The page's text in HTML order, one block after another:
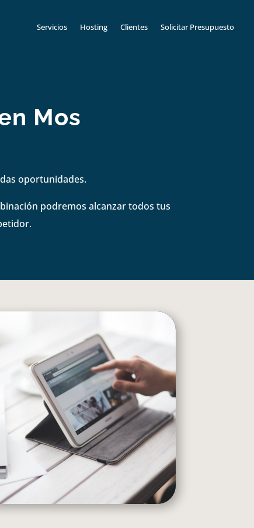
Servicios Hosting Clientes Solicitar Presupuesto
Mos
oportunidades.
podremos alcanzar todos tus